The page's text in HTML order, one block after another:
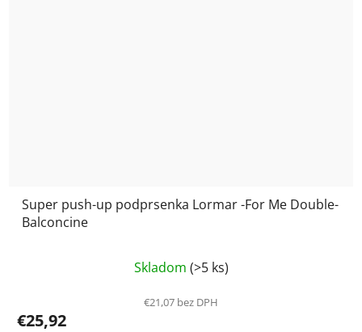
Super push-up podprsenka Lormar -For Me Double-
Balconcine
hodnotenie
produktu
Skladom (>5 ks)
€21,07 bez DPH
€25,92